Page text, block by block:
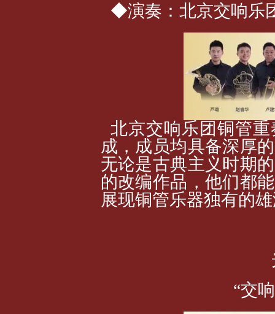
◆演奏：北京交响乐
北京交响乐团铜管
成，成员均具备深厚
无论是古典主义时期
的改编作品，他们都
展现铜管乐器独有的
“交